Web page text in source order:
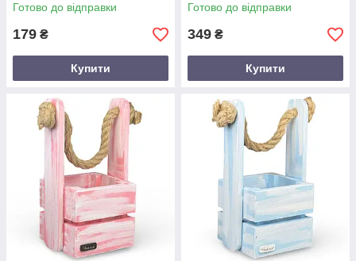
Готово до відправки
179 ₴
Купити
Готово до відправки
349 ₴
Купити